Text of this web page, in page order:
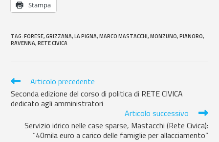
Stampa
TAG:FORESE, GRIZZANA, LA PIGNA, MARCO MASTACCHI, MONZUNO, PIANORO,
RAVENNA, RETE CIVICA
Articolo precedente
Seconda edizione del corso di politica di RETE CIVICA
dedicato agli amministratori
Articolo successivo
Servizio idrico nelle case sparse, Mastacchi (Rete Civica):
“40mila euro a carico delle famiglie per allacciamento”